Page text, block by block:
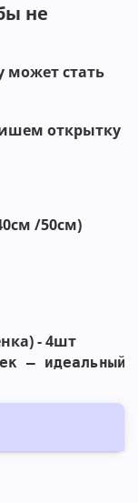
не
может стать
открытку
см /50см)
- 4шт
—